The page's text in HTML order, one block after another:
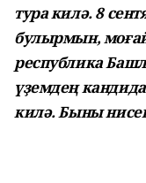
тура килә. 8
булырмын,
республика
үҙемдең
килә. Быны